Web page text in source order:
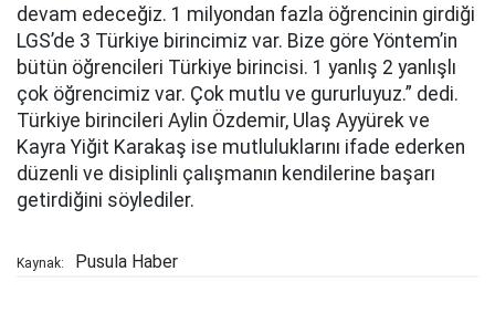
devam edeceğiz. 1 milyondan fazla öğrencinin girdiği
LGS’de 3 Türkiye birincimiz var. Bize göre Yöntem’in
bütün öğrencileri Türkiye birincisi. 1 yanlış 2 yanlışlı
çok öğrencimiz var. Çok mutlu ve gururluyuz.” dedi.
Türkiye birincileri Aylin Özdemir, Ulaş Ayyürek ve
Kayra Yiğit Karakaş ise mutluluklarını ifade ederken
düzenli ve disiplinli çalışmanın kendilerine başarı
getirdiğini söylediler.
Kaynak: Pusula Haber